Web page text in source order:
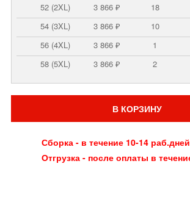
52 (2XL)
3 866 ₽
18
54 (3XL)
3 866 ₽
10
56 (4XL)
3 866 ₽
1
58 (5XL)
3 866 ₽ 2
В КОРЗИНУ
Сборка - в течение 10-14 раб.дней
Отгрузка - после оплаты в